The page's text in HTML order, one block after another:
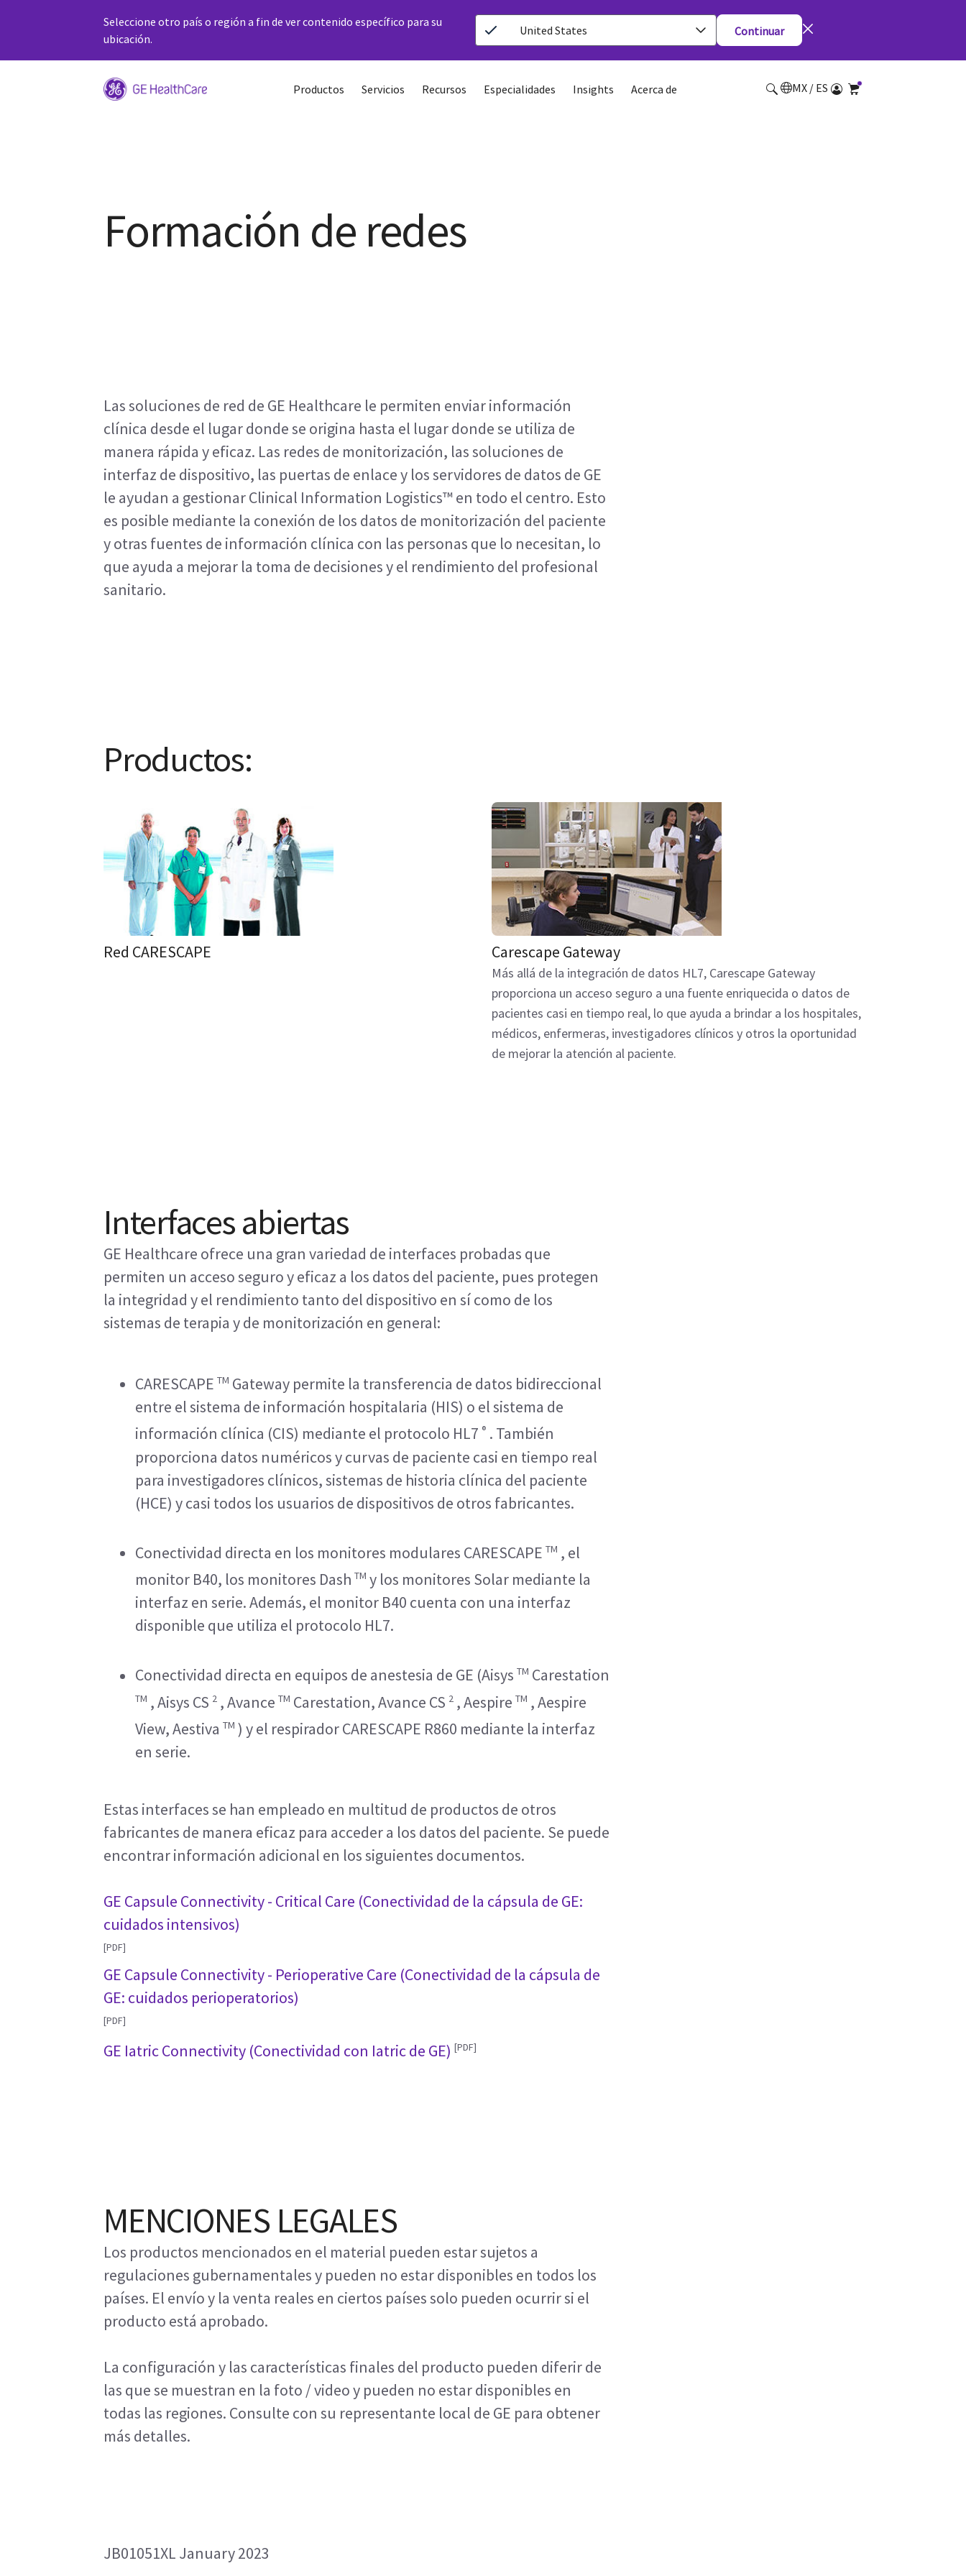
Seleccione otro país o región a fin de ver contenido específico para su
ubicación.
United States Continuar
Productos Servicios Recursos Especialidades Insights Acerca de MX / ES
Formación de redes
Las soluciones de red de GE Healthcare le permiten enviar información
clínica desde el lugar donde se origina hasta el lugar donde se utiliza de
manera rápida y eficaz. Las redes de monitorización, las soluciones de
interfaz de dispositivo, las puertas de enlace y los servidores de datos de GE
le ayudan a gestionar Clinical Information Logistics™ en todo el centro. Esto
es posible mediante la conexión de los datos de monitorización del paciente
y otras fuentes de información clínica con las personas que lo necesitan, lo
que ayuda a mejorar la toma de decisiones y el rendimiento del profesional
sanitario.
Productos:
Red CARESCAPE Carescape Gateway
Más allá de la integración de datos HL7, Carescape Gateway
proporciona un acceso seguro a una fuente enriquecida o datos de
pacientes casi en tiempo real, lo que ayuda a brindar a los hospitales,
médicos, enfermeras, investigadores clínicos y otros la oportunidad
de mejorar la atención al paciente.
Interfaces abiertas
GE Healthcare ofrece una gran variedad de interfaces probadas que
permiten un acceso seguro y eficaz a los datos del paciente, pues protegen
la integridad y el rendimiento tanto del dispositivo en sí como de los
sistemas de terapia y de monitorización en general:
CARESCAPE TM Gateway permite la transferencia de datos bidireccional
entre el sistema de información hospitalaria (HIS) o el sistema de
información clínica (CIS) mediante el protocolo HL7 ® . También
proporciona datos numéricos y curvas de paciente casi en tiempo real
para investigadores clínicos, sistemas de historia clínica del paciente
(HCE) y casi todos los usuarios de dispositivos de otros fabricantes.
Conectividad directa en los monitores modulares CARESCAPE TM , el
monitor B40, los monitores Dash TM y los monitores Solar mediante la
interfaz en serie. Además, el monitor B40 cuenta con una interfaz
disponible que utiliza el protocolo HL7.
Conectividad directa en equipos de anestesia de GE (Aisys TM Carestation
TM , Aisys CS 2 , Avance TM Carestation, Avance CS 2 , Aespire TM , Aespire
View, Aestiva TM ) y el respirador CARESCAPE R860 mediante la interfaz
en serie.
Estas interfaces se han empleado en multitud de productos de otros
fabricantes de manera eficaz para acceder a los datos del paciente. Se puede
encontrar información adicional en los siguientes documentos.
GE Capsule Connectivity - Critical Care (Conectividad de la cápsula de GE:
cuidados intensivos)
[PDF]
GE Capsule Connectivity - Perioperative Care (Conectividad de la cápsula de
GE: cuidados perioperatorios)
[PDF]
GE Iatric Connectivity (Conectividad con Iatric de GE) [PDF]
MENCIONES LEGALES
Los productos mencionados en el material pueden estar sujetos a
regulaciones gubernamentales y pueden no estar disponibles en todos los
países. El envío y la venta reales en ciertos países solo pueden ocurrir si el
producto está aprobado.
La configuración y las características finales del producto pueden diferir de
las que se muestran en la foto / video y pueden no estar disponibles en
todas las regiones. Consulte con su representante local de GE para obtener
más detalles.
JB01051XL January 2023